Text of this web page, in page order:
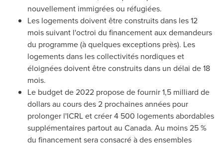
nouvellement immigrées ou réfugiées.
Les logements doivent être construits dans les 12
mois suivant l'octroi du financement aux demandeurs
du programme (à quelques exceptions près). Les
logements dans les collectivités nordiques et
éloignées doivent être construits dans un délai de 18
mois.
Le budget de 2022 propose de fournir 1,5 milliard de
dollars au cours des 2 prochaines années pour
prolonger l'ICRL et créer 4 500 logements abordables
supplémentaires partout au Canada. Au moins 25 %
du financement sera consacré à des ensembles